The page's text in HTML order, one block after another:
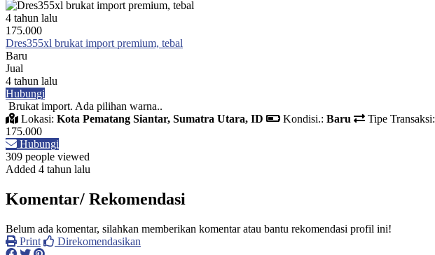
4 tahun lalu
175.000
Dres355xl brukat import premium, tebal
Baru
Jual
4 tahun lalu
Hubungi
Brukat import. Ada pilihan warna..
Lokasi: Kota Pematang Siantar, Sumatra Utara, ID Kondisi.: Baru Tipe Transaksi:
175.000
Hubungi
309 people viewed
Added 4 tahun lalu
Komentar/ Rekomendasi
Belum ada komentar, silahkan memberikan komentar atau bantu rekomendasi profil ini!
Print
Direkomendasikan